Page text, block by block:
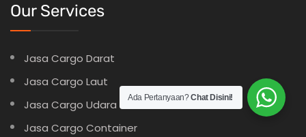
Our Services
Jasa Cargo Darat
Jasa Cargo Laut
Jasa Cargo Udara
Jasa Cargo Container
Ada Pertanyaan?Chat Disini!